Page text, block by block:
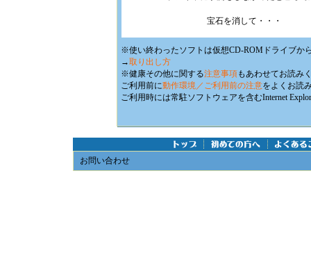
宝石を消して・・・
※使い終わったソフトは仮想CD-ROMドライブか
→取り出し方
※健康その他に関する注意事項もあわせてお読み
ご利用前に動作環境／ご利用前の注意をよくお読
ご利用時には常駐ソフトウェアを含むInternet
お問い合わせ